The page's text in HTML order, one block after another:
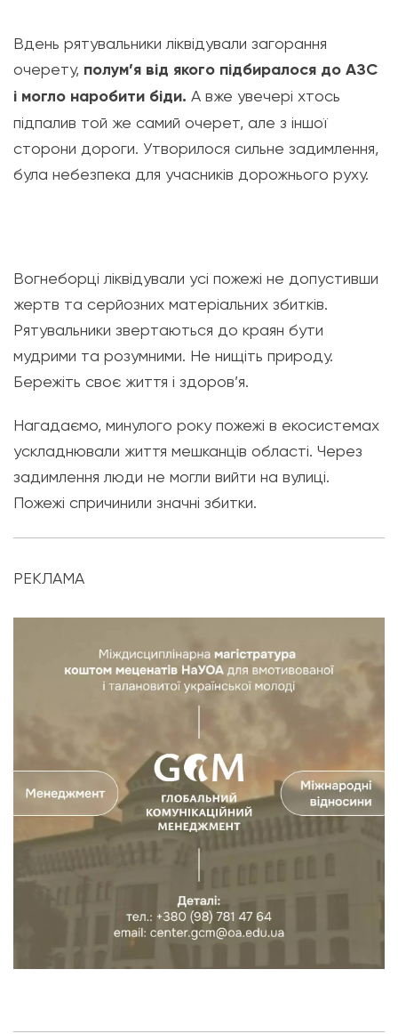
Вдень рятувальники ліквідували загорання
очерету, полум’я від якого підбиралося до АЗС
і могло наробити біди. А вже увечері хтось
підпалив той же самий очерет, але з іншої
сторони дороги. Утворилося сильне задимлення,
була небезпека для учасників дорожнього руху.
Вогнеборці ліквідували усі пожежі не допустивши
жертв та серйозних матеріальних збитків.
Рятувальники звертаються до краян бути
мудрими та розумними. Не нищіть природу.
Бережіть своє життя і здоров’я.
Нагадаємо, минулого року пожежі в екосистемах
ускладнювали життя мешканців області. Через
задимлення люди не могли вийти на вулиці.
Пожежі спричинили значні збитки.
РЕКЛАМА